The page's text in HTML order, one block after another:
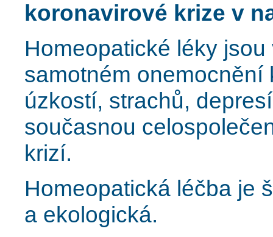
koronavirové krize v
Homeopatické léky
samotném onemocnění
úzkostí, strachů,
současnou
krizí.
Homeopatická léčba je
a ekologická.